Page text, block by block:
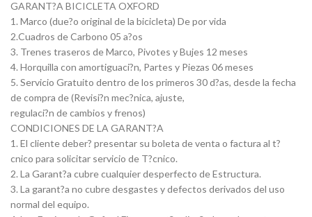
GARANT?A BICICLETA OXFORD
1. Marco (due?o original de la bicicleta) De por vida
2.Cuadros de Carbono 05 a?os
3. Trenes traseros de Marco, Pivotes y Bujes 12 meses
4. Horquilla con amortiguaci?n, Partes y Piezas 06 meses
5. Servicio Gratuito dentro de los primeros 30 d?as, desde la fecha
de compra de (Revisi?n mec?nica, ajuste,
regulaci?n de cambios y frenos)
CONDICIONES DE LA GARANT?A
1. El cliente deber? presentar su boleta de venta o factura al t?
cnico para solicitar servicio de T?cnico.
2. La Garant?a cubre cualquier desperfecto de Estructura.
3. La garant?a no cubre desgastes y defectos derivados del uso
normal del equipo.